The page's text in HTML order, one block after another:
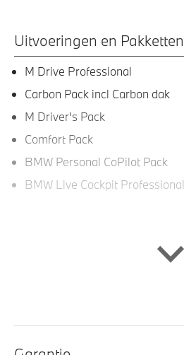
Uitvoeringen en Pakketten
M Drive Professional
Carbon Pack incl Carbon dak
M Driver's Pack
Comfort Pack
BMW Personal CoPilot Pack
BMW Live Cockpit Professional